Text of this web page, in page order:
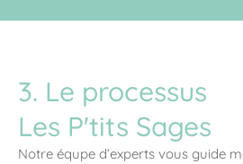
3. Le processus
Les P'tits Sages
Notre équpe d’experts vous guide